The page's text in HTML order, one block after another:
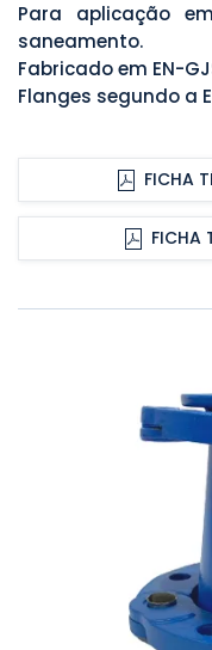
Para aplicação
saneamento.
Fabricado em EN-
Flanges segundo a
FICHA
FICHA